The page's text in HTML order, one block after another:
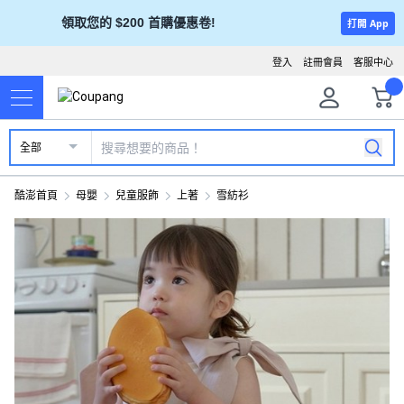
領取您的 $200 首購優惠卷! 打開 App
客服中心
註冊會員
登入
全部
酷澎首頁 母嬰 兒童服飾 上著 雪紡衫